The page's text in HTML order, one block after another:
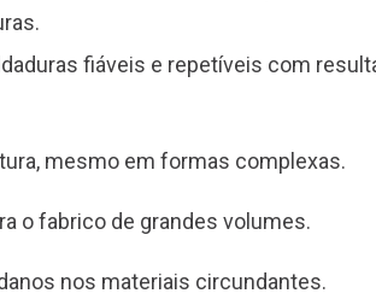
fiáveis e repetíveis com
mesmo em formas complexas.
o fabrico de grandes volumes.
nos materiais circundantes.